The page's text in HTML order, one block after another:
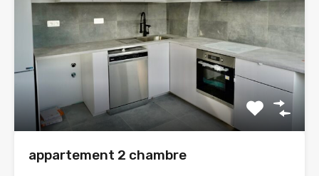
appartement 2 chambre